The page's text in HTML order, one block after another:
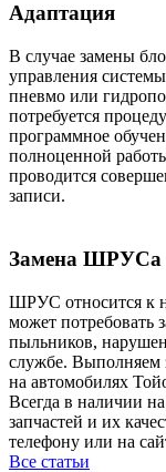
Адаптация
В случае замены
управления
пневмо или
потребуется
программное
полноценной
проводится
записи.
Замена ШРУСа
ШРУС относится к
может
пыльников,
службе. Выполняем
на автомобилях
Всегда в наличии
запчастей и их
телефону или на
Все статьи